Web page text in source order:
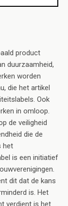
product
duurzaamheid,
worden
die het artikel
Ook
in omloop.
de veiligheid
die de
het
is een initiatief
dit dat de kans
is. Het
verdient is het